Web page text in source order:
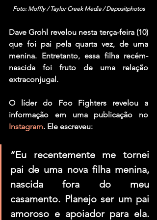
Foto: Moffly / Taylor Creek Media / Depositphotos
Dave Grohl revelou nesta terça-feira (10)
que foi pai pela quarta vez, de uma
menina. Entretanto, essa filha recém-
nascida foi fruto de uma relação
extraconjugal.
O líder do Foo Fighters revelou a
Instagram. Ele escreveu:
“Eu recentemente me tornei
pai de uma nova filha menina,
nascida fora do meu
casamento. Planejo ser um pai
amoroso e apoiador para ela.